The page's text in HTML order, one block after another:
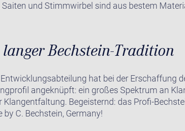
und Stimmwirbel sind aus bestem
Bechstein-Tradition
hat bei der Erschaffung
angeknüpft: ein großes Spektrum an
Klangentfaltung. Begeisternd: das Profi-
C. Bechstein, Germany!